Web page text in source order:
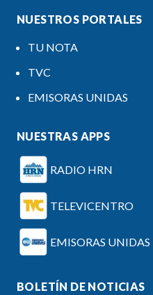
NUESTROS PORTALES
TU NOTA
TVC
EMISORAS UNIDAS
NUESTRAS APPS
RADIO HRN
TELEVICENTRO
EMISORAS UNIDAS
BOLETÍN DE NOTICIAS